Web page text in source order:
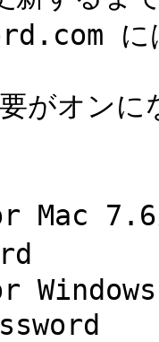
に
がオン
Mac 7.6
Windows